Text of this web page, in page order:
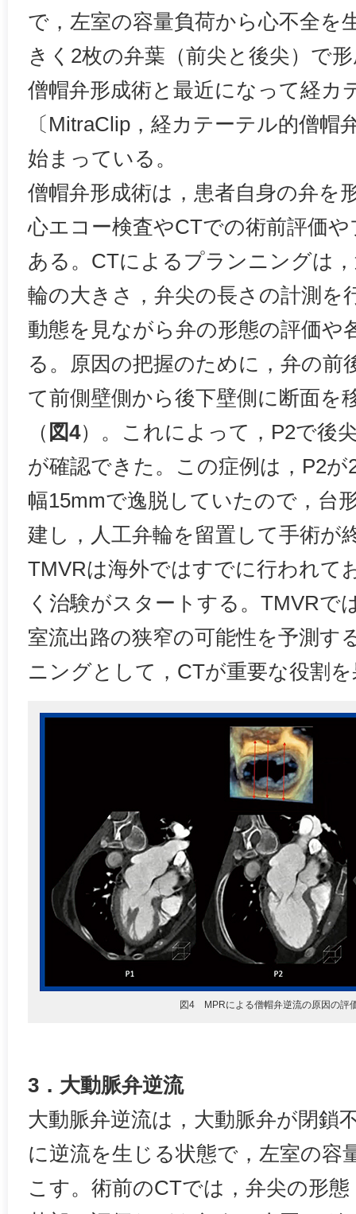
で，左室の容量負荷から心不全を
きく2枚の弁葉（前尖と後尖）で
僧帽弁形成術と最近になって経カ
〔MitraClip，経カテーテル的僧帽
始まっている。
僧帽弁形成術は，患者自身の弁を
心エコー検査やCTでの術前評価
ある。CTによるプランニングは
輪の大きさ，弁尖の長さの計測を
動態を見ながら弁の形態の評価や
る。原因の把握のために，弁の前
て前側壁側から後下壁側に断面を
（ 図4）。これによって，P2で後
が確認できた。この症例は，P2
幅15mmで逸脱していたので，台
建し，人工弁輪を留置して手術が
TMVRは海外ではすでに行われて
く治験がスタートする。TMVRで
室流出路の狭窄の可能性を予測す
ニングとして，CTが重要な役割
図4 MPRによる僧帽弁逆流の原因の評
3．大動脈弁逆流
大動脈弁逆流は，大動脈弁が閉鎖
に逆流を生じる状態で，左室の容
こす。術前のCTでは，弁尖の形